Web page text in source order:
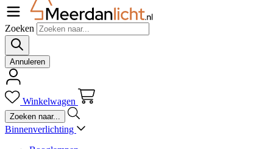
Zoeken
Annuleren
Winkelwagen
Binnenverlichting